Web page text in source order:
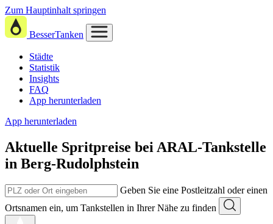
Zum Hauptinhalt springen
BesserTanken
Städte
Statistik
Insights
FAQ
App herunterladen
App herunterladen
Aktuelle Spritpreise bei ARAL-Tankstelle
in Berg-Rudolphstein
Geben Sie eine Postleitzahl oder einen
Ortsnamen ein, um Tankstellen in Ihrer Nähe zu finden